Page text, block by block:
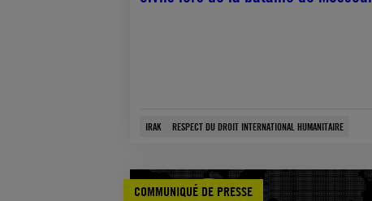
IRAK RESPECT DU DROIT INTERNATIONAL HUMANITAIRE
COMMUNIQUÉ DE PRESSE